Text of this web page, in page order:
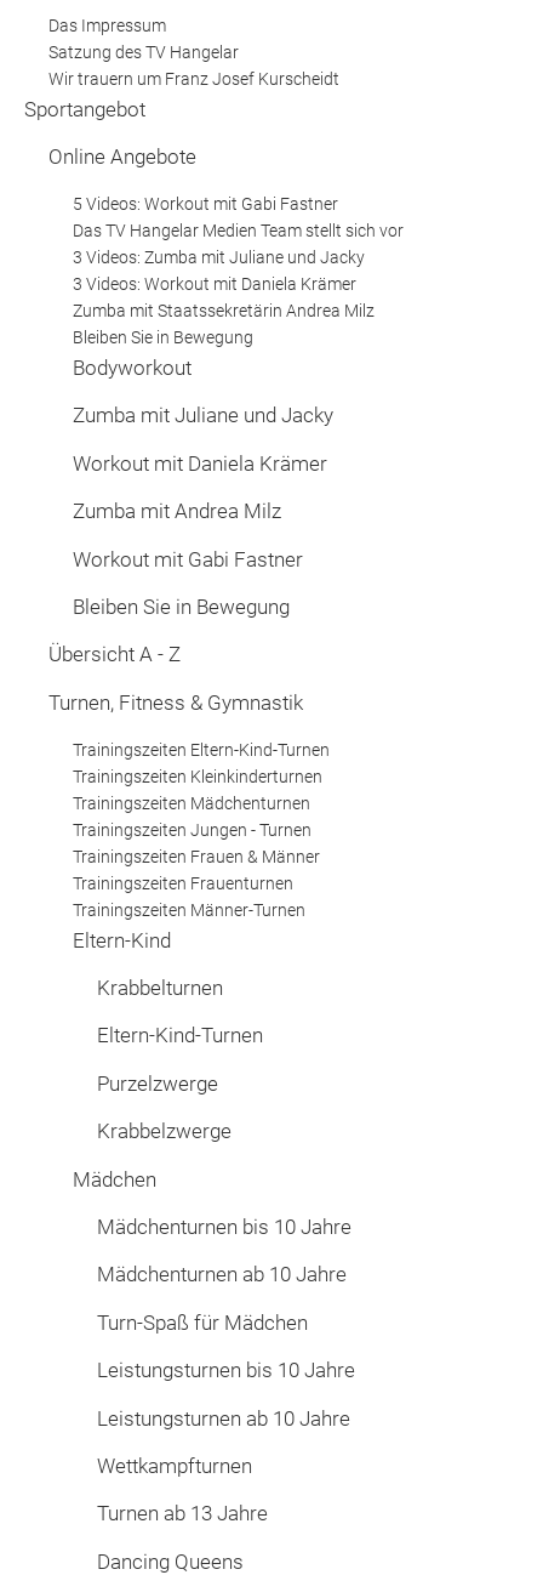
Website
Das Impressum
Satzung des TV Hangelar
Wir trauern um Franz Josef Kurscheidt
Sportangebot
Online Angebote
5 Videos: Workout mit Gabi Fastner
Das TV Hangelar Medien Team stellt sich vor
3 Videos: Zumba mit Juliane und Jacky
3 Videos: Workout mit Daniela Krämer
Zumba mit Staatssekretärin Andrea Milz
Bleiben Sie in Bewegung
Bodyworkout
Zumba mit Juliane und Jacky
Workout mit Daniela Krämer
Zumba mit Andrea Milz
Workout mit Gabi Fastner
Bleiben Sie in Bewegung
Übersicht A - Z
Turnen, Fitness & Gymnastik
Trainingszeiten Eltern-Kind-Turnen
Trainingszeiten Kleinkinderturnen
Trainingszeiten Mädchenturnen
Trainingszeiten Jungen - Turnen
Trainingszeiten Frauen & Männer
Trainingszeiten Frauenturnen
Trainingszeiten Männer-Turnen
Eltern-Kind
Krabbelturnen
Eltern-Kind-Turnen
Purzelzwerge
Krabbelzwerge
Mädchen
Mädchenturnen bis 10 Jahre
Mädchenturnen ab 10 Jahre
Turn-Spaß für Mädchen
Leistungsturnen bis 10 Jahre
Leistungsturnen ab 10 Jahre
Wettkampfturnen
Turnen ab 13 Jahre
Dancing Queens